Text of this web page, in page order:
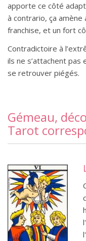
apporte ce côté
à contrario, ça amène
franchise, et un fort
Contradictoire à
ils ne s’attachent
se retrouver piégés.
Gémeau,
Tarot